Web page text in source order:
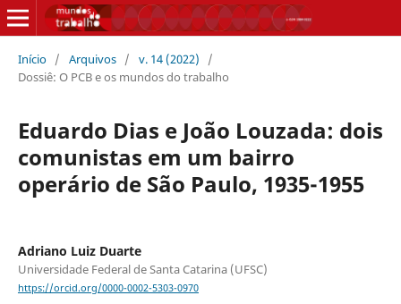
Início / Arquivos / v. 14 (2022)
/
Dossiê: O PCB e os mundos do trabalho
Eduardo Dias e João Louzada: dois
comunistas em um bairro
operário de São Paulo, 1935-1955
Adriano Luiz Duarte
Universidade Federal de Santa Catarina (UFSC)
https://orcid.org/0000-0002-5303-0970